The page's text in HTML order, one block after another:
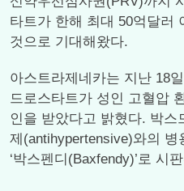
타트가 한해 최대 50억달러
것으로 기대해왔다.
아스트라제네카는 지난 18
드로스타트가 성인 고혈압
인을 받았다고 밝혔다. 박
제(antihypertensive)와의
‘박스펜디(Baxfendy)’로 시